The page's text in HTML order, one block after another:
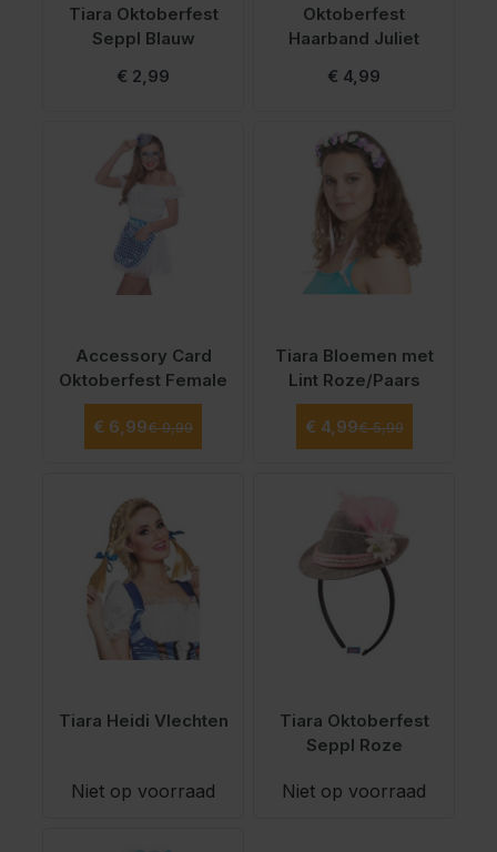
Tiara Oktoberfest
Seppl Blauw
€ 2,99
Oktoberfest
Haarband Juliet
€ 4,99
Accessory Card
Oktoberfest Female
Speciale prijs
€ 6,99Normale prijs
€ 9,99
Vanaf
€ 4,99
Tiara Bloemen met
Lint Roze/Paars
Speciale prijs
€ 4,99Normale prijs
€ 5,99
Tiara Heidi Vlechten
Niet op voorraad
Tiara Oktoberfest
Seppl Roze
Niet op voorraad